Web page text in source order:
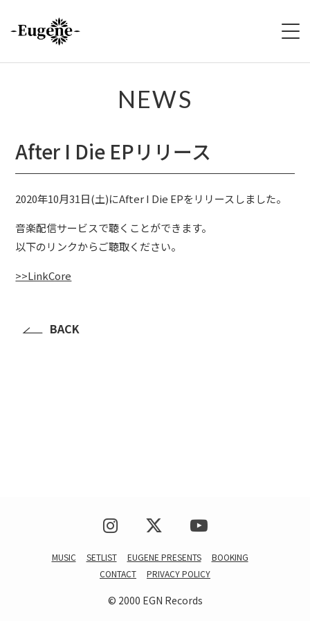
LIVE
DISCOGRAPHY
NEWS
After I Die EPリリース
2020年10月31日(土)にAfter I Die EPをリリースしました。
音楽配信サービスで聴くことができます。
以下のリンクからご聴取ください。
>>LinkCore
BACK
MUSIC SETLIST EUGENE PRESENTS
BOOKING
CONTACT
PRIVACY POLICY
© 2000 EGN Records